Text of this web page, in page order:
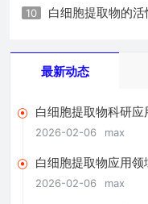
10 白细胞提取物的
最新动态
白细胞提取物科研应
2026-02-06 max
白细胞提取物应用领
2026-02-06 max